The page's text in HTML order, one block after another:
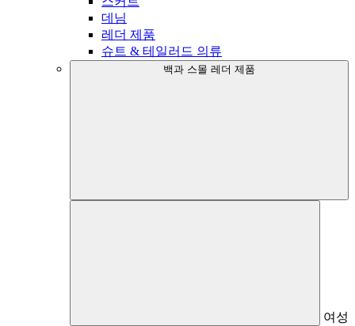
데님
레더 제품
슈트 & 테일러드 의류
백과 스몰 레더 제품
여성